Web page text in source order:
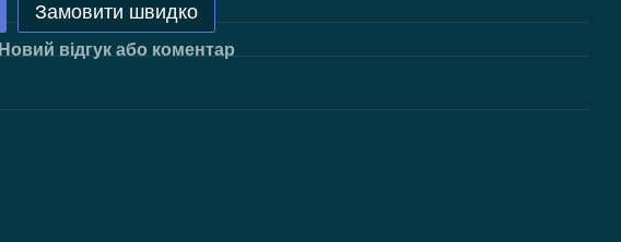
Замовити швидко
Новий відгук або коментар